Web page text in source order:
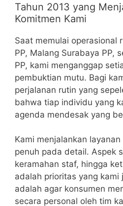
Tahun 2013 yang
Komitmen Kami
Saat memulai operasional
PP, Malang Surabaya PP,
PP, kami menganggap
pembuktian mutu. Bagi
perjalanan rutin yang
bahwa tiap individu yang
agenda mendesak yang
Kami menjalankan
penuh pada detail. Aspek
keramahan staf, hingga
adalah prioritas yang kami
adalah agar konsumen
secara personal oleh tim